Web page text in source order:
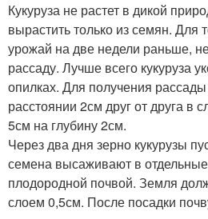
Кукуруза не растет в дикой
вырастить только из семян. Для
урожай на две недели раньше,
рассаду. Лучше всего кукуруза
опилках. Для получения
расстоянии 2см друг от друга в
5см на глубину 2см.
Через два дня зерно кукурузы
семена высаживают в
плодородной почвой. Земля
слоем 0,5см. После посадки